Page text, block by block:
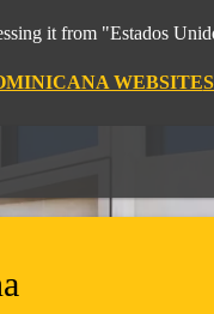
it from "Estados
WEBSITE